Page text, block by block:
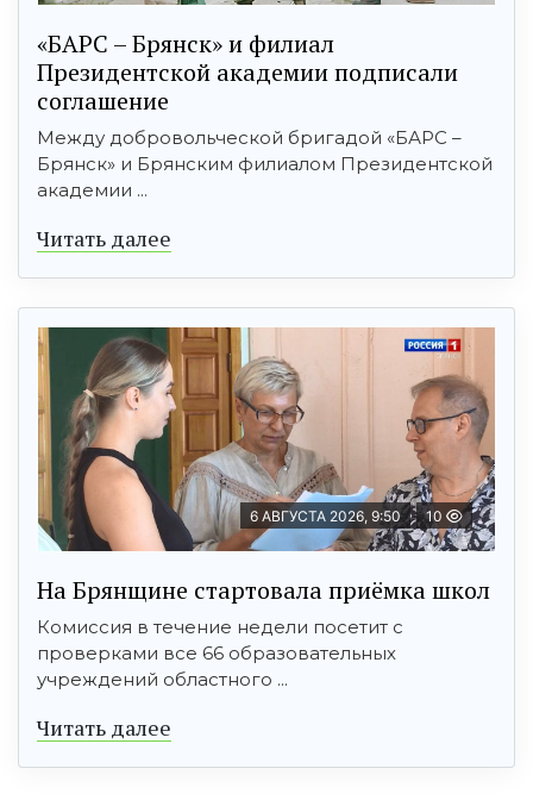
«БАРС – Брянск» и филиал
Президентской академии подписали
соглашение
Между добровольческой бригадой «БАРС –
Брянск» и Брянским филиалом Президентской
академии ...
Читать далее
6 АВГУСТА 2026, 9:50 10
На Брянщине стартовала приёмка школ
Комиссия в течение недели посетит с
проверками все 66 образовательных
учреждений областного ...
Читать далее